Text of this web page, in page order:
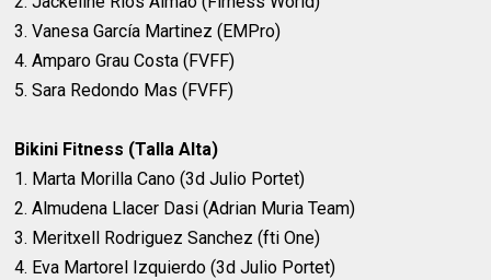
3. Vanesa García Martinez (EMPro)
4. Amparo Grau Costa (FVFF)
5. Sara Redondo Mas (FVFF)
Bikini Fitness (Talla Alta)
1. Marta Morilla Cano (3d Julio Portet)
2. Almudena Llacer Dasi (Adrian Muria Team)
3. Meritxell Rodriguez Sanchez (fti One)
4. Eva Martorel Izquierdo (3d Julio Portet)